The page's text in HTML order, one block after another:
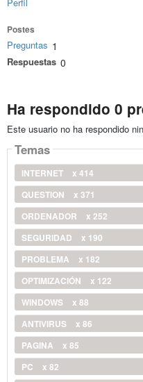
Postes
Preguntas 1
Respuestas 0
Ha respondido 0
Este usuario no ha respondido
Temas
INTERNET
x 414
QUESTION
x 371
ORDENADOR
x 252
SEGURIDAD
x 190
PROBLEMA
x 182
OPTIMIZACIÓN
x 122
WINDOWS
x 88
ANTIVIRUS
x 86
PAGINA
x 85
PC
x 82